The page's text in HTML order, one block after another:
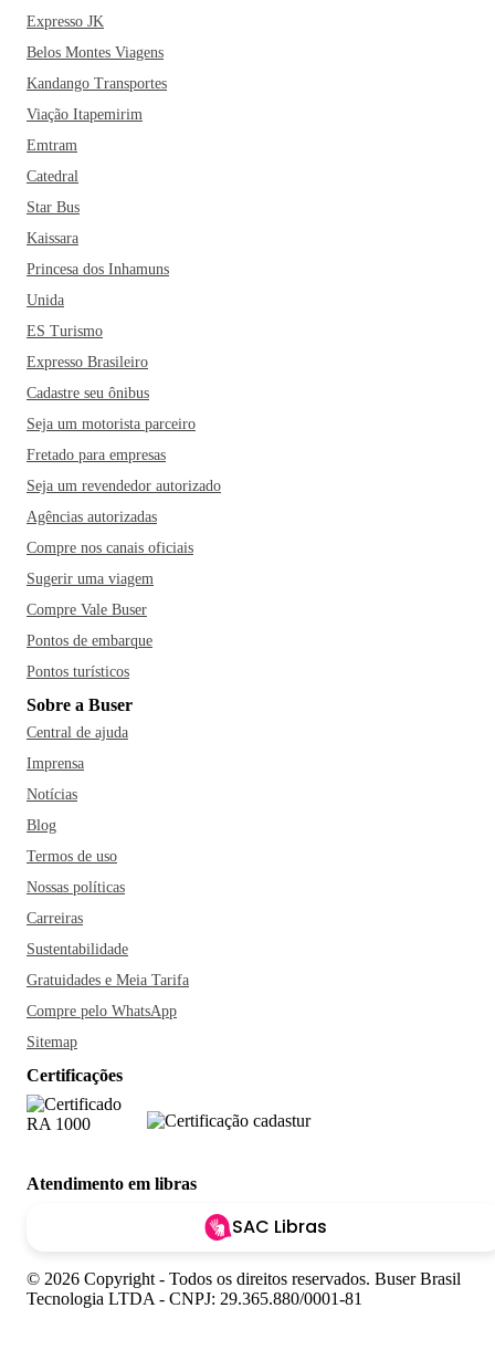
Expresso JK
Belos Montes Viagens
Kandango Transportes
Viação Itapemirim
Emtram
Catedral
Star Bus
Kaissara
Princesa dos Inhamuns
Unida
ES Turismo
Expresso Brasileiro
Cadastre seu ônibus
Seja um motorista parceiro
Fretado para empresas
Seja um revendedor autorizado
Agências autorizadas
Compre nos canais oficiais
Sugerir uma viagem
Compre Vale Buser
Pontos de embarque
Pontos turísticos
Sobre a Buser
Central de ajuda
Imprensa
Notícias
Blog
Termos de uso
Nossas políticas
Carreiras
Sustentabilidade
Gratuidades e Meia Tarifa
Compre pelo WhatsApp
Sitemap
Certificações
Atendimento em libras
SAC Libras
© 2026 Copyright - Todos os direitos reservados. Buser Brasil
Tecnologia LTDA - CNPJ: 29.365.880/0001-81